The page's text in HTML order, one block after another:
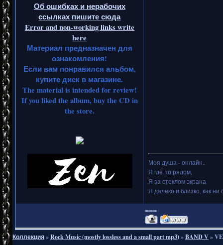
Об ошибках и нерабочих
ссылках пишите сюда
Error and non-working links write
here
Материал предназначен для
ознакомления!
Если вам понравился альбом,
купите диск в магазине.
The material is intended for review!
If you liked the album, buy the CD in
the store.
Моя душа - онлайн..
Я где-то рядом,
Я за стеклом экрана
Я далеко и близко, как ни
===
Коллекция»Rock Music (mostly lossless and a small part mp3)»BAND V»